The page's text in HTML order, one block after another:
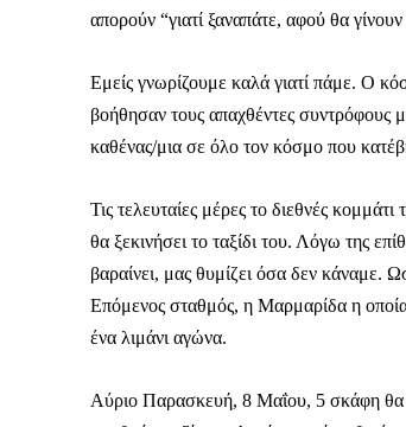
απορούν “γιατί ξαναπάτε, αφού θα
Εμείς γνωρίζουμε καλά γιατί πάμε. Ο
βοήθησαν τους απαχθέντες συντρόφους
καθένας/μια σε όλο τον κόσμο που
Τις τελευταίες μέρες το διεθνές
θα ξεκινήσει το ταξίδι του. Λόγω της
βαραίνει, μας θυμίζει όσα δεν κάναμε.
Επόμενος σταθμός, η Μαρμαρίδα η
ένα λιμάνι αγώνα.
Αύριο Παρασκευή, 8 Μαΐου, 5 σκάφη θα